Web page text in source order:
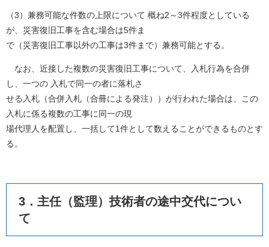
（3）兼務可能な件数の上限について 概ね2～3件程度としている
が、災害復旧工事を含む場合は5件ま
で（災害復旧工事以外の工事は3件まで）兼務可能とする。
なお、近接した複数の災害復旧工事について、入札行為を合併
し、一つの 入札で同一の者に落札さ
せる入札（合併入札（合冊による発注））が行われた場合は、この
入札に係る複数の工事に同一の現
場代理人を配置し、一括して1件として数えることができるものとす
る。
3．主任（監理）技術者の途中交代につい
て